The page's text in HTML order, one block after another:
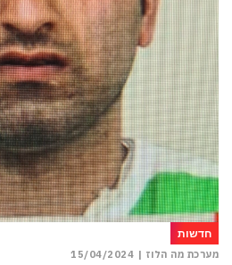
חדשות
מערכת מה הלוז | 15/04/2024